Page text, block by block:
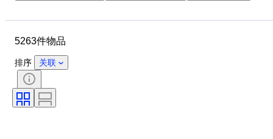
性别
宝石重量
颜色
矿物
物品尺寸
5263件物品
排序 关联